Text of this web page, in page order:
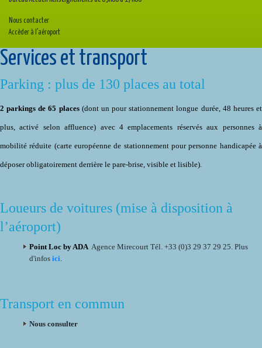
Nous contacter
Accèder à l’aéroport
Services et transport
Parking : plus de 130 places au total
2 parkings de 65 places (dont un pour stationnement longue durée, 48 heures et
plus, activé selon affluence) avec 4 emplacements réservés aux personnes à
mobilité réduite (carte européenne de stationnement pour personne handicapée à
déposer obligatoirement derrière le pare-brise, visible et lisible).
Loueurs de voitures (mise à disposition à
l’aéroport)
Point Loc by ADAAgence Mirecourt Tél. +33 (0)3 29 37 29 25. Plus
d'infos ici.
Transport en commun
Nous consulter